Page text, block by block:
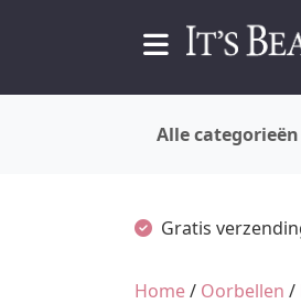
Alle categorieën
Gratis
Home/ Oorbellen /